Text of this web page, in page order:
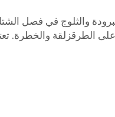
والثلوج في فصل
الطرقزلقة والخطرة.